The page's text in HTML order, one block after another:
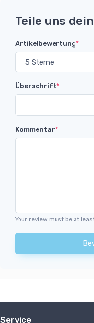
Teile uns
Artikelbewertung*
Überschrift*
Kommentar*
Your review must be at
Service